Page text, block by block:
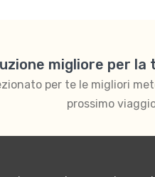
migliore per la
per te le migliori
prossimo